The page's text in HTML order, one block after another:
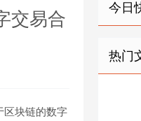
交易合
区块链的数字
今日
热门